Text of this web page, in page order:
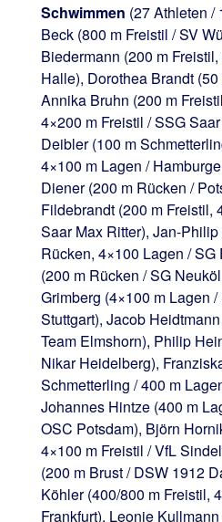
Schwimmen (27 Athleten /
Beck (800 m Freistil / SV
Biedermann (200 m
Halle), Dorothea Brandt
Annika Bruhn (200 m
4×200 m Freistil / SSG
Deibler (100 m
4×100 m Lagen /
Diener (200 m Rücken /
Fildebrandt (200 m Freistil,
Saar Max Ritter), Jan-
Rücken, 4×100 Lagen / SG
(200 m Rücken / SG
Grimberg (4×100 m Lagen
Stuttgart), Jacob
Team Elmshorn), Philip
Nikar Heidelberg),
Schmetterling / 400 m
Johannes Hintze (400 m
OSC Potsdam), Björn
4×100 m Freistil / VfL
(200 m Brust / DSW 1912
Köhler (400/800 m Freistil,
Frankfurt), Leonie